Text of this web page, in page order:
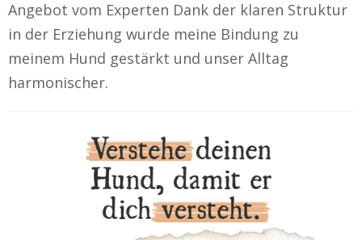
Angebot vom Experten Dank der klaren Struktur
in der Erziehung wurde meine Bindung zu
meinem Hund gestärkt und unser Alltag
harmonischer.